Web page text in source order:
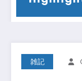
雑記